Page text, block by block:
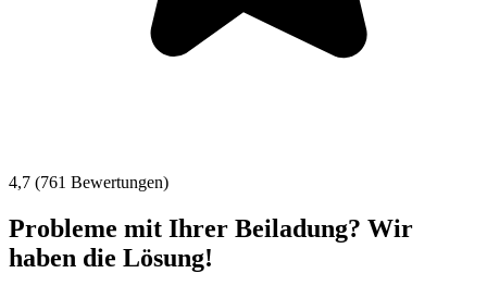
4,7 (761 Bewertungen)
Probleme mit Ihrer Beiladung? Wir
haben die Lösung!